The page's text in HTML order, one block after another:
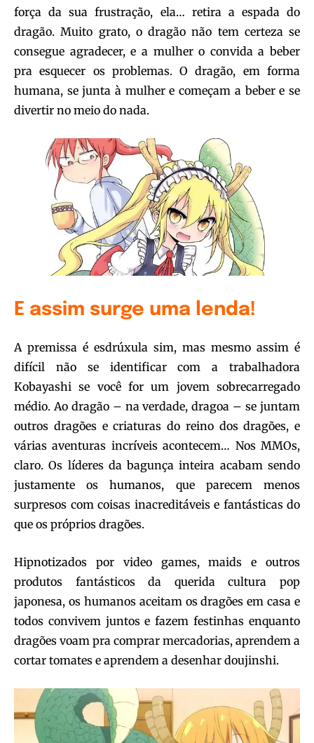
força da sua frustração, ela… retira a espada do
dragão. Muito grato, o dragão não tem certeza se
consegue agradecer, e a mulher o convida a beber
pra esquecer os problemas. O dragão, em forma
humana, se junta à mulher e começam a beber e se
divertir no meio do nada.
E assim surge uma lenda!
A premissa é esdrúxula sim, mas mesmo assim é
difícil não se identificar com a trabalhadora
Kobayashi se você for um jovem sobrecarregado
médio. Ao dragão – na verdade, dragoa – se juntam
outros dragões e criaturas do reino dos dragões, e
várias aventuras incríveis acontecem… Nos MMOs,
claro. Os líderes da bagunça inteira acabam sendo
justamente os humanos, que parecem menos
surpresos com coisas inacreditáveis e fantásticas do
que os próprios dragões.
Hipnotizados por video games, maids e outros
produtos fantásticos da querida cultura pop
japonesa, os humanos aceitam os dragões em casa e
todos convivem juntos e fazem festinhas enquanto
dragões voam pra comprar mercadorias, aprendem a
cortar tomates e aprendem a desenhar doujinshi.